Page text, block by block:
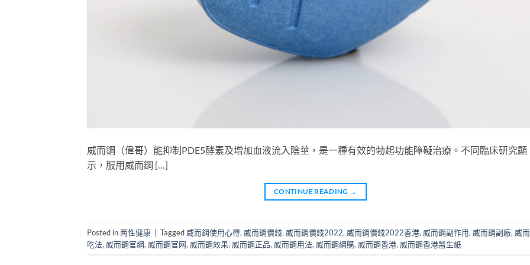
威而鋼（偉哥）能抑制PDE5酵素及增加血液流入陰莖，是一種有效的勃起功能障礙治療。不同臨床研究顯
示，服用威而鋼 […]
CONTINUE READING →
Posted in两性健康 Tagged 威而鋼使用心得, 威而鋼價錢, 威而鋼價錢2022, 威而鋼價錢2022香港, 威而鋼副作用, 威而鋼副廠, 威
吃法, 威而鋼官網, 威而鋼官网, 威而鋼效果, 威而鋼正品, 威而鋼用法, 威而鋼網購, 威而鋼香港, 威而鋼香港醫生紙